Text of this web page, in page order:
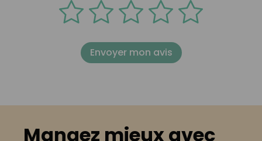
Envoyer mon avis
Mangez mieux avec